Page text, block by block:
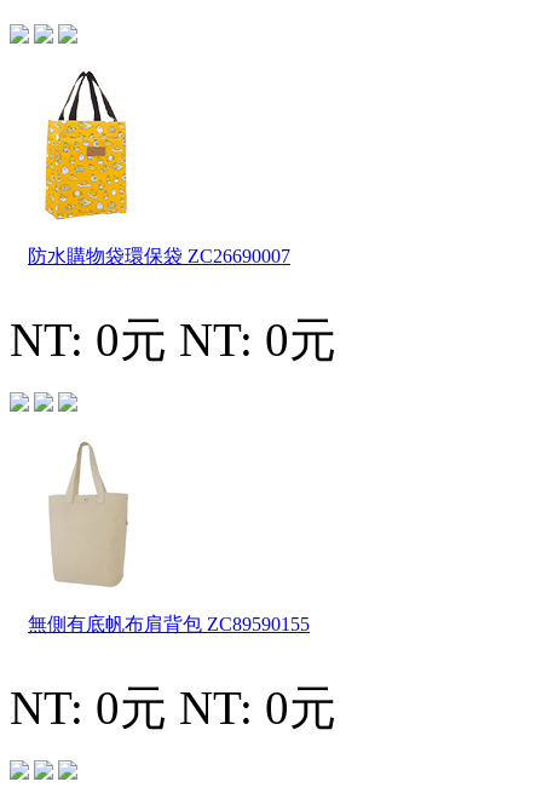
防水購物袋環保袋 ZC26690007
NT: 0元 NT: 0元
無側有底帆布肩背包 ZC89590155
NT: 0元 NT: 0元